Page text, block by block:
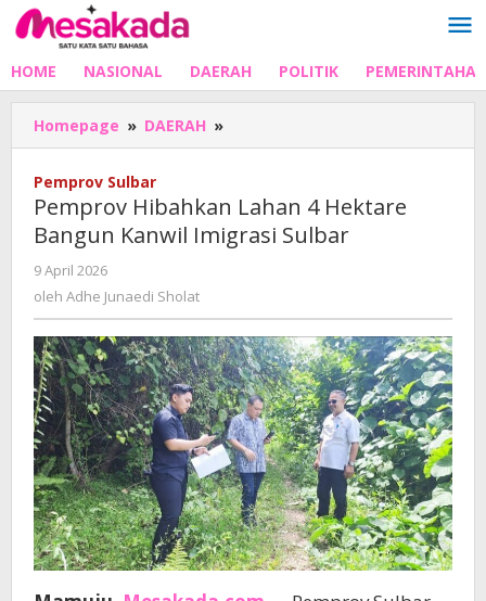
Lewati
ke
HOME NASIONAL DAERAH POLITIK
Homepage » DAERAH »
Hibahkan
Hektare
Bangun
Pemprov Sulbar
Pemprov Hibahkan Lahan 4 Hektare
Bangun Kanwil Imigrasi Sulbar
9 April 2026
Adhe
oleh Adhe Junaedi Sholat